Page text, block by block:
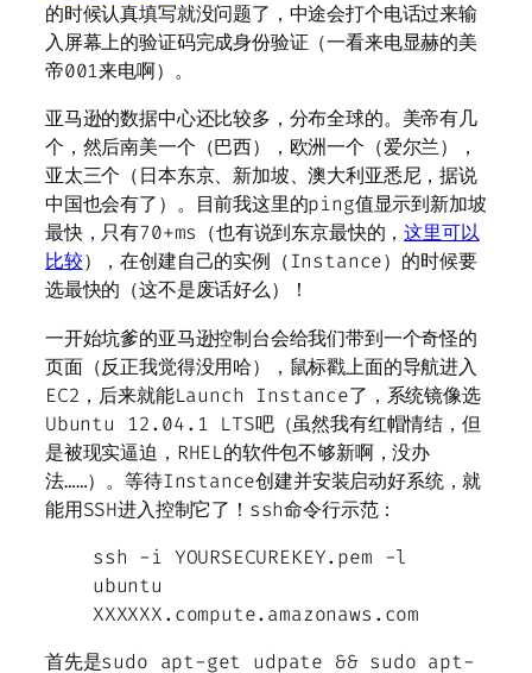
的时候认真填写就没问题了，中途会打个电话过来输
入屏幕上的验证码完成身份验证（一看来电显赫的美
帝001来电啊）。
亚马逊的数据中心还比较多，分布全球的。美帝有几
个，然后南美一个（巴西），欧洲一个（爱尔兰），
亚太三个（日本东京、新加坡、澳大利亚悉尼，据说
中国也会有了）。目前我这里的ping值显示到新加坡
最快，只有70+ms（也有说到东京最快的，这里可以
比较），在创建自己的实例（Instance）的时候要
选最快的（这不是废话好么）！
一开始坑爹的亚马逊控制台会给我们带到一个奇怪的
页面（反正我觉得没用哈），鼠标戳上面的导航进入
EC2，后来就能Launch Instance了，系统镜像选
Ubuntu 12.04.1 LTS吧（虽然我有红帽情结，但
是被现实逼迫，RHEL的软件包不够新啊，没办
法……）。等待Instance创建并安装启动好系统，就
能用SSH进入控制它了！ssh命令行示范：
ssh -i YOURSECUREKEY.pem -l
ubuntu
XXXXXX.compute.amazonaws.com
首先是sudo apt-get udpate && sudo apt-